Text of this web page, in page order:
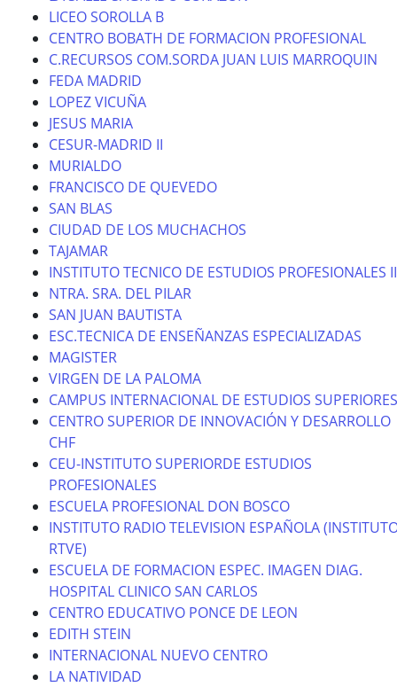
LICEO SOROLLA B
CENTRO BOBATH DE FORMACION PROFESIONAL
C.RECURSOS COM.SORDA JUAN LUIS MARROQUIN
FEDA MADRID
LOPEZ VICUÑA
JESUS MARIA
CESUR-MADRID II
MURIALDO
FRANCISCO DE QUEVEDO
SAN BLAS
CIUDAD DE LOS MUCHACHOS
TAJAMAR
INSTITUTO TECNICO DE ESTUDIOS PROFESIONALES II
NTRA. SRA. DEL PILAR
SAN JUAN BAUTISTA
ESC.TECNICA DE ENSEÑANZAS ESPECIALIZADAS
MAGISTER
VIRGEN DE LA PALOMA
CAMPUS INTERNACIONAL DE ESTUDIOS SUPERIORES
CENTRO SUPERIOR DE INNOVACIÓN Y DESARROLLO
CHF
CEU-INSTITUTO SUPERIORDE ESTUDIOS
PROFESIONALES
ESCUELA PROFESIONAL DON BOSCO
INSTITUTO RADIO TELEVISION ESPAÑOLA
RTVE)
ESCUELA DE FORMACION ESPEC. IMAGEN DIAG.
HOSPITAL CLINICO SAN CARLOS
CENTRO EDUCATIVO PONCE DE LEON
EDITH STEIN
INTERNACIONAL NUEVO CENTRO
LA NATIVIDAD